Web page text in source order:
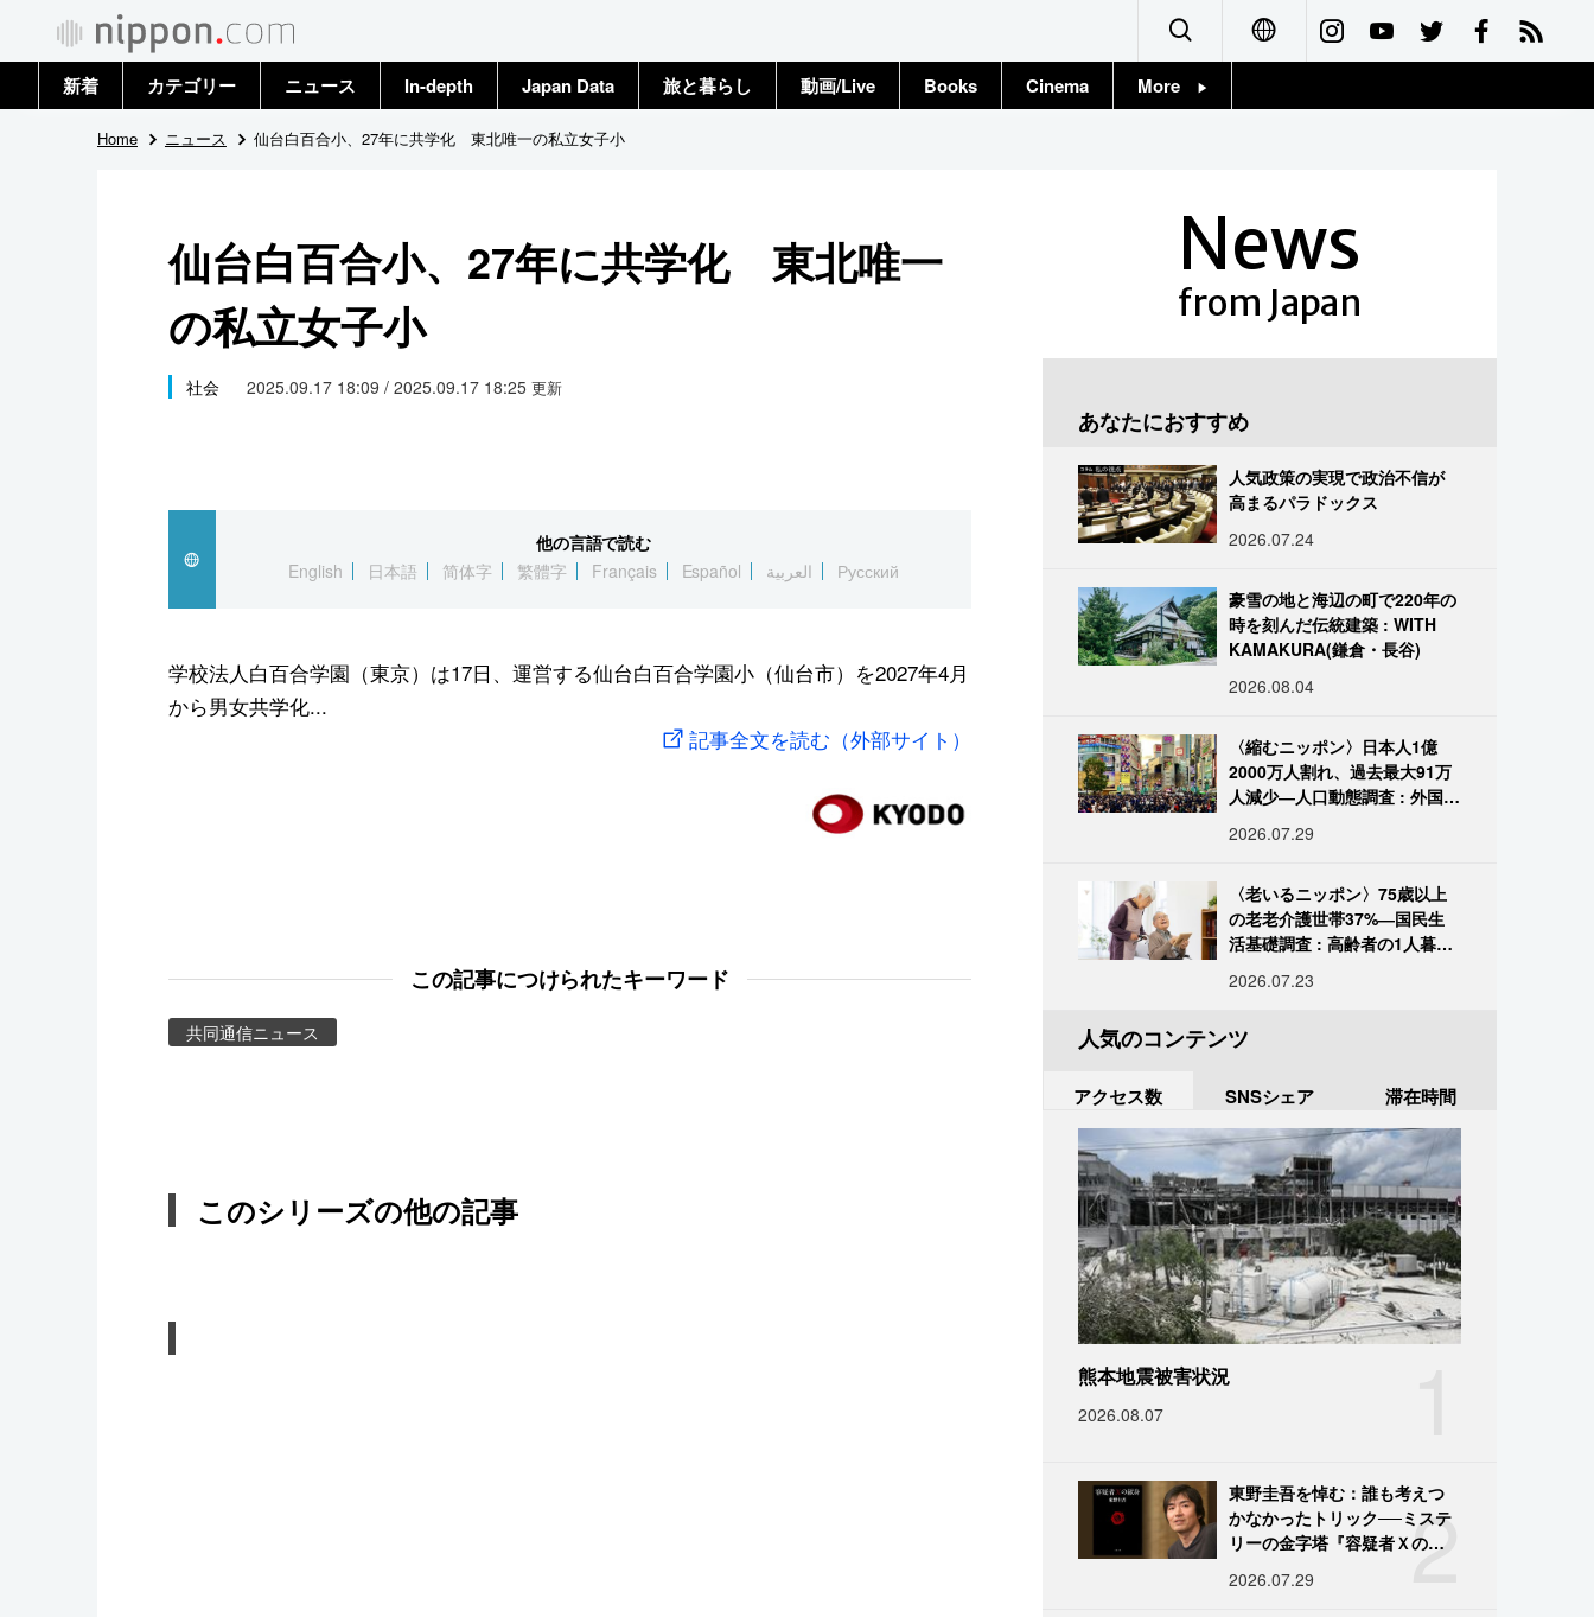
Français
新着 カテゴリー
政治・外交
国際
社会
文化
スポーツ・東京2020
ニュース
トップ
In-depth Japan Data 旅と暮らし 動画/Live Books Cinema More
Home ニュース 仙台白百合小、27年に共学化 東北唯一の私立女子小
仙台白百合小、27年に共学化 東北唯一
の私立女子小
社会 2025.09.17 18:09 / 2025.09.17 18:25 更新
他の言語で読む
English
日本語 简体字 繁體字 Français Español العربية Русский
学校法人白百合学園（東京）は17日、運営する仙台白百合学園小（仙台市）を2027年4月
から男女共学化...
記事全文を読む（外部サイト）
この記事につけられたキーワード
共同通信ニュース
このシリーズの他の記事
News
from Japan
あなたにおすすめ
人気政策の実現で政治不信が
高まるパラドックス
2026.07.24
豪雪の地と海辺の町で220年の
時を刻んだ伝統建築 : WITH
KAMAKURA(鎌倉・長谷)
2026.08.04
〈縮むニッポン〉日本人1億
2000万人割れ、過去最大91万
人減少―人口動態調査 : 外国人
2026.07.29
〈老いるニッポン〉75歳以上
の老老介護世帯37%―国民生
活基礎調査 : 高齢者の1人暮ら
2026.07.23
人気のコンテンツ
アクセス数 SNSシェア 滞在時間
熊本地震被害状況
2026.08.07
2
東野圭吾を悼む：誰も考えつ
かなかったトリック──ミステ
リーの金字塔『容疑者Ｘの献
2026.07.29